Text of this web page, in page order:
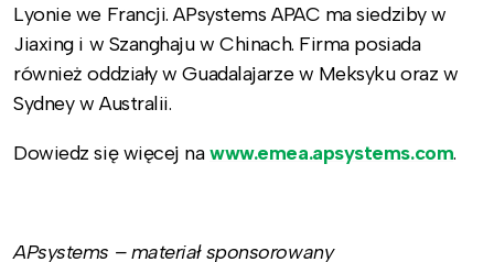
Lyonie we Francji. APsystems APAC ma siedziby w
Jiaxing i w Szanghaju w Chinach. Firma posiada
również oddziały w Guadalajarze w Meksyku oraz w
Sydney w Australii.
Dowiedz się więcej nawww.emea.apsystems.com.
APsystems – materiał sponsorowany